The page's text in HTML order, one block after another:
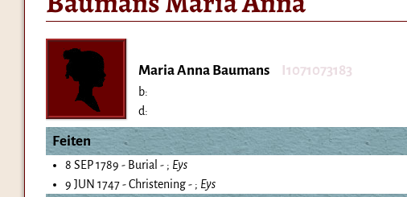
Maria Anna Baumans I1071073183
b:
d:
Feiten
8 SEP 1789 - Burial - ; Eys
9 JUN 1747 - Christening - ; Eys